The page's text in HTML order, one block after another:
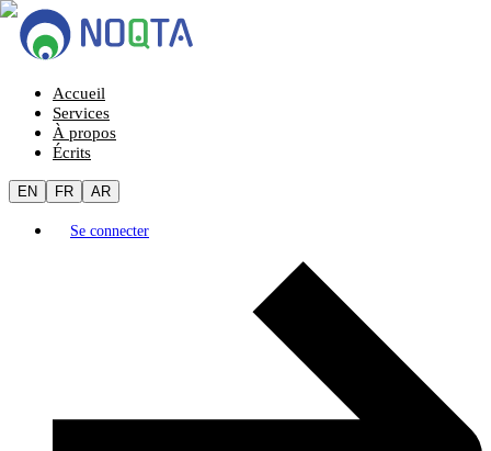
Accueil
Services
À propos
Écrits
EN FR AR
Se connecter